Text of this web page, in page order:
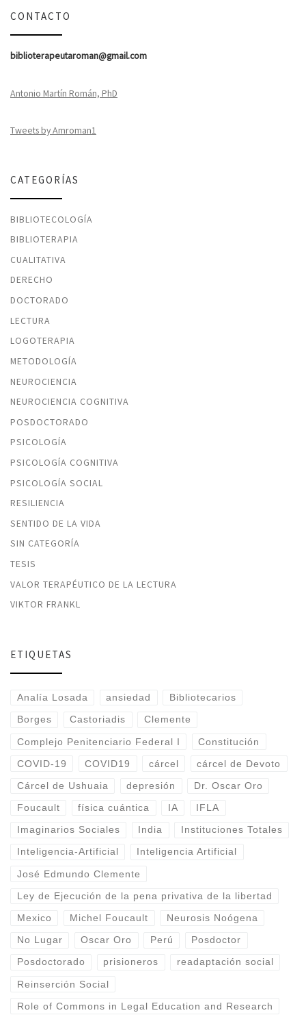
CONTACTO
biblioterapeutaroman@gmail.com
Antonio Martín Román, PhD
Tweets by Amroman1
CATEGORÍAS
BIBLIOTECOLOGÍA
BIBLIOTERAPIA
CUALITATIVA
DERECHO
DOCTORADO
LECTURA
LOGOTERAPIA
METODOLOGÍA
NEUROCIENCIA
NEUROCIENCIA COGNITIVA
POSDOCTORADO
PSICOLOGÍA
PSICOLOGÍA COGNITIVA
PSICOLOGÍA SOCIAL
RESILIENCIA
SENTIDO DE LA VIDA
SIN CATEGORÍA
TESIS
VALOR TERAPÉUTICO DE LA LECTURA
VIKTOR FRANKL
ETIQUETAS
Analía Losada ansiedad Bibliotecarios
Borges Castoriadis Clemente
Complejo Penitenciario Federal I Constitución
COVID-19 COVID19 cárcel cárcel de Devoto
Cárcel de Ushuaia depresión Dr. Oscar Oro
Foucault física cuántica IA IFLA
Imaginarios Sociales India Instituciones Totales
Inteligencia-Artificial Inteligencia Artificial
José Edmundo Clemente
Ley de Ejecución de la pena privativa de la libertad
Mexico Michel Foucault Neurosis Noógena
No Lugar Oscar Oro Perú Posdoctor
Posdoctorado prisioneros readaptación social
Reinserción Social
Role of Commons in Legal Education and Research